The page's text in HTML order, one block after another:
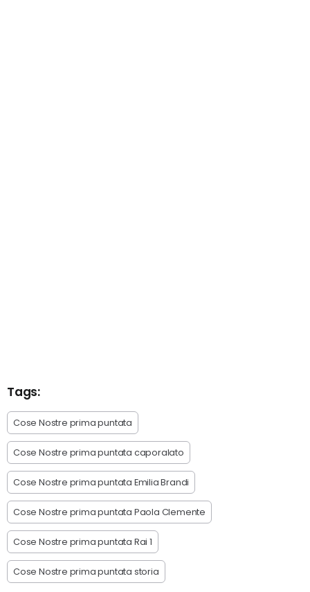
Tags:
Cose Nostre prima puntata
Cose Nostre prima puntata caporalato
Cose Nostre prima puntata Emilia Brandi
Cose Nostre prima puntata Paola Clemente
Cose Nostre prima puntata Rai 1
Cose Nostre prima puntata storia